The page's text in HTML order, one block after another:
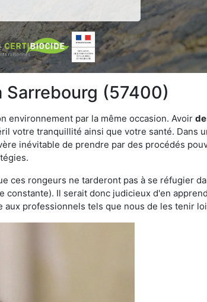
(57400)
environnement par la même occasion. Avoir
votre tranquillité ainsi que votre santé. Dans
inévitable de prendre par des procédés
ces rongeurs ne tarderont pas à se réfugier
Il serait donc judicieux d'en
professionnels tels que nous de les tenir